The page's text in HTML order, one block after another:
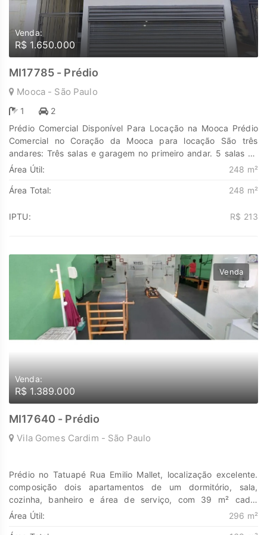
Venda:
R$ 1.650.000
MI17785 - Prédio
Mooca - São Paulo
1
2
Prédio Comercial Disponível Para Locação na Mooca Prédio
Comercial no Coração da Mooca para locação São três
andares: Três salas e garagem no primeiro andar. 5 salas no
segundo andar. 1 sala e terraço coberto no terceiro. Salas
Rampa de acessibilidade. 4 banheiros, sendo 2 completos e 2
cada andar) Todas as salas com ponto de água e esgoto,
com possibilidade de recepção/sala com acesso direto à rua,
com portão automático. Em frente ao INSS. Descubra o poder
de Transformar seus sonhos em lares e seus investimentos em
oportunidades. Na Marengo Imóveis cada passo é uma nova
jornada, confie em nós para encontrar o lugar onde sua
história irá brilhar. www.marengoimoveis.com.br 11-99203-
Área Útil: 248 m²
Área Total: 248 m²
IPTU: R$ 213
Venda
Venda:
R$ 1.389.000
MI17640 - Prédio
Vila Gomes Cardim - São Paulo
Prédio no Tatuapé Rua Emilio Mallet, localização excelente.
composição dois apartamentos de um dormitório, sala,
cozinha, banheiro e área de serviço, com 39 m² cada,
locados. Um salão do 50 m², sobrado com 3 quartos, 2
Área Útil: 296 m²